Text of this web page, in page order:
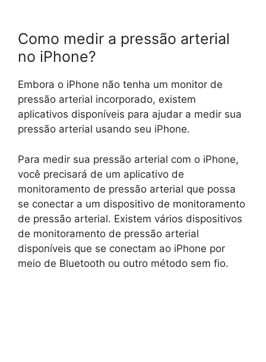
Como medir a pressão arterial
no iPhone?
Embora o iPhone não tenha um monitor de
pressão arterial incorporado, existem
aplicativos disponíveis para ajudar a medir sua
pressão arterial usando seu iPhone.
Para medir sua pressão arterial com o iPhone,
você precisará de um aplicativo de
monitoramento de pressão arterial que possa
se conectar a um dispositivo de monitoramento
de pressão arterial. Existem vários dispositivos
de monitoramento de pressão arterial
disponíveis que se conectam ao iPhone por
meio de Bluetooth ou outro método sem fio.